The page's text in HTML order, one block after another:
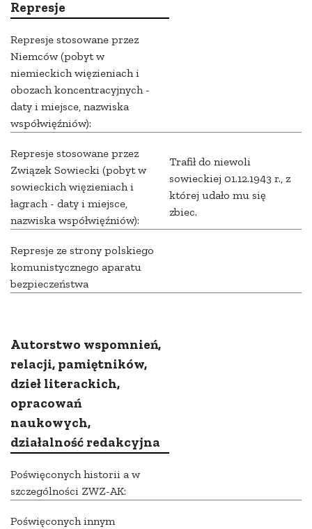
Represje
Represje stosowane przez
Niemców (pobyt w
niemieckich więzieniach i
obozach koncentracyjnych -
daty i miejsce, nazwiska
współwięźniów):
Represje stosowane przez
Związek Sowiecki (pobyt w
sowieckich więzieniach i
łagrach - daty i miejsce,
nazwiska współwięźniów):
Trafił do niewoli
sowieckiej 01.12.1943 r., z
której udało mu się
zbiec.
Represje ze strony polskiego
komunistycznego aparatu
bezpieczeństwa
Autorstwo wspomnień,
relacji, pamiętników,
dzieł literackich,
opracowań
naukowych,
działalność redakcyjna
Poświęconych historii a w
szczególności ZWZ-AK:
Poświęconych innym